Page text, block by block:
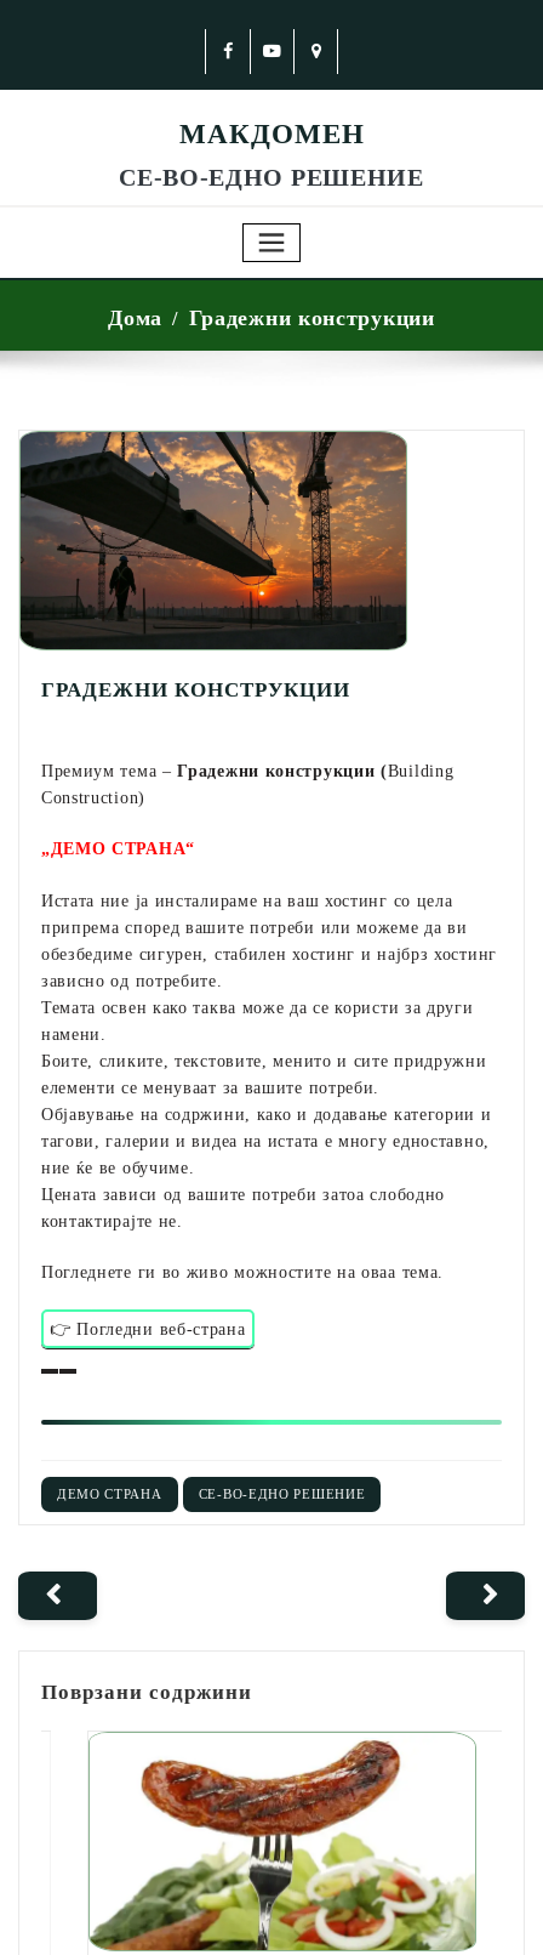
МАКДОМЕН
СЕ-ВО-ЕДНО РЕШЕНИЕ
Дома Градежни конструкции
ГРАДЕЖНИ КОНСТРУКЦИИ
Премиум тема –Градежни конструкции (Building
Construction)
„ДЕМО СТРАНА“
Истата ние ја инсталираме на ваш хостинг со цела
припрема според вашите потреби или можеме да ви
обезбедиме сигурен, стабилен хостинг и најбрз хостинг
зависно од потребите.
Темата освен како таква може да се користи за други
намени.
Боите, сликите, текстовите, менито и сите придружни
елементи се менуваат за вашите потреби.
Објавување на содржини, како и додавање категории и
тагови, галерии и видеа на истата е многу едноставно,
ние ќе ве обучиме.
Цената зависи од вашите потреби затоа слободно
контактирајте не.
Погледнете ги во живо можностите на оваа тема.
👉 Погледни веб-страна
▬▬
ДЕМО СТРАНА СЕ-ВО-ЕДНО РЕШЕНИЕ
Поврзани содржини